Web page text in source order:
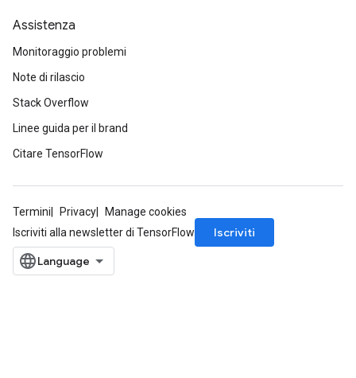
Assistenza
Monitoraggio problemi
Note di rilascio
Stack Overflow
Linee guida per il brand
Citare TensorFlow
Termini Privacy
Manage cookies
Iscriviti alla newsletter di TensorFlow
Iscriviti